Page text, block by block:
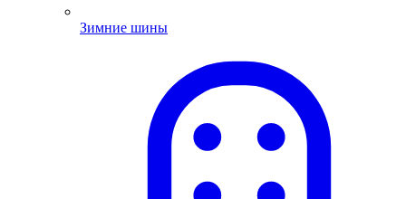
Зимние шины